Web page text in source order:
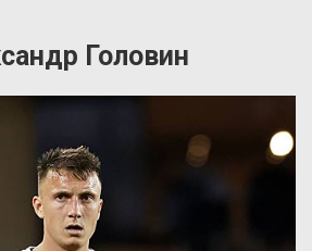
Головин